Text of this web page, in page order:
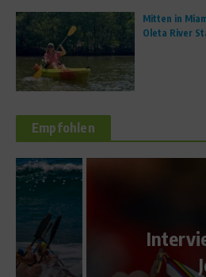
Mitten in
Oleta River
Empfohlen
Interview mit
Jens